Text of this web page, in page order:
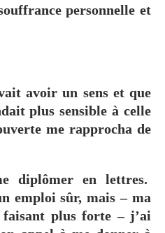
personnelle et
avoir un sens et que
plus sensible à celle
me rapprocha de
diplômer en lettres.
emploi sûr, mais – ma
plus forte – j’ai